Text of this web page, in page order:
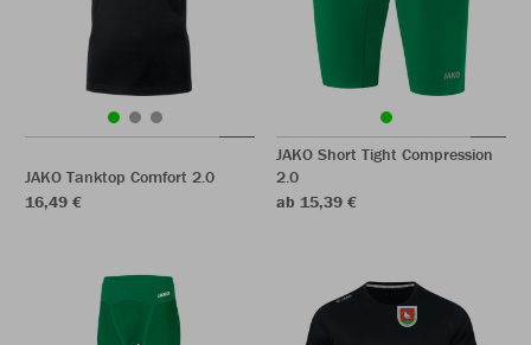
JAKO Tanktop Comfort 2.0
16,49 €
JAKO Short Tight Compression
2.0
ab 15,39 €